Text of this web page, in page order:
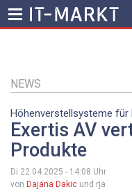
Inhalt
NEWS
Höhenverstellsysteme für
Exertis AV
Produkte
Di 22.04.2025 - 14:08 Uhr
von Dajana Dakic und rja